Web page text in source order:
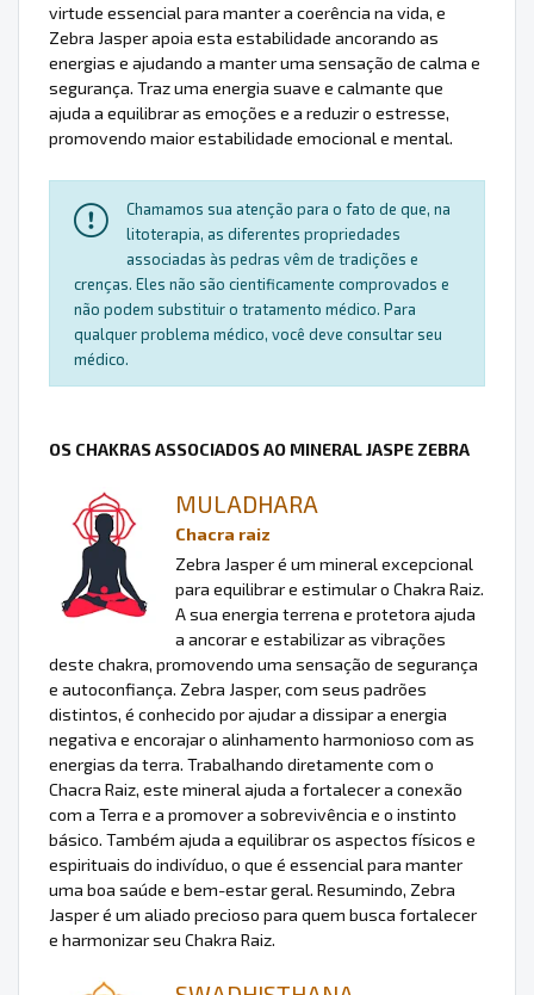
virtude essencial para manter a coerência na vida, e
Zebra Jasper apoia esta estabilidade ancorando as
energias e ajudando a manter uma sensação de calma e
segurança. Traz uma energia suave e calmante que
ajuda a equilibrar as emoções e a reduzir o estresse,
promovendo maior estabilidade emocional e mental.
Chamamos sua atenção para o fato de que, na
litoterapia, as diferentes propriedades
associadas às pedras vêm de tradições e
crenças. Eles não são cientificamente comprovados e
não podem substituir o tratamento médico. Para
qualquer problema médico, você deve consultar seu
médico.
OS CHAKRAS ASSOCIADOS AO MINERAL JASPE ZEBRA
MULADHARA
Chacra raiz
Zebra Jasper é um mineral excepcional
para equilibrar e estimular o Chakra Raiz.
A sua energia terrena e protetora ajuda
a ancorar e estabilizar as vibrações
deste chakra, promovendo uma sensação de segurança
e autoconfiança. Zebra Jasper, com seus padrões
distintos, é conhecido por ajudar a dissipar a energia
negativa e encorajar o alinhamento harmonioso com as
energias da terra. Trabalhando diretamente com o
Chacra Raiz, este mineral ajuda a fortalecer a conexão
com a Terra e a promover a sobrevivência e o instinto
básico. Também ajuda a equilibrar os aspectos físicos e
espirituais do indivíduo, o que é essencial para manter
uma boa saúde e bem-estar geral. Resumindo, Zebra
Jasper é um aliado precioso para quem busca fortalecer
e harmonizar seu Chakra Raiz.